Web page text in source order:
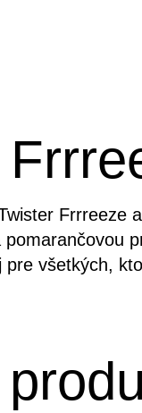
Frrreeze
pomarančovou
všetkých,